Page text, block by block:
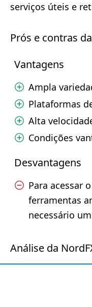
serviços úteis e
Prós e contras
Vantagens
Ampla
Plataformas
Alta
Condições
Desvantagens
Para acessar
ferramentas
necessário
Análise da